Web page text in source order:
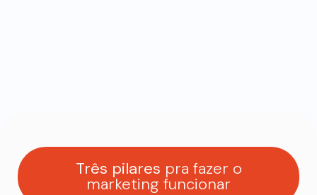
Três pilares pra fazer o
marketing funcionar